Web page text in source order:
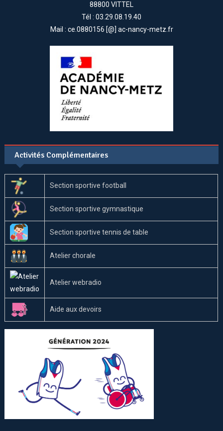
88800 VITTEL
Tél : 03.29.08.19.40
Mail : ce.0880156 [@] ac-nancy-metz.fr
Activités Complémentaires
Section sportive football
Section sportive gymnastique
Section sportive tennis de table
Atelier chorale
Atelier webradio
Aide aux devoirs